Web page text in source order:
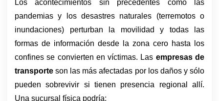
Los acontecimientos sin precedentes como las
pandemias y los desastres naturales (terremotos o
inundaciones) perturban la movilidad y todas las
formas de información desde la zona cero hasta los
confines se convierten en víctimas. Las empresas de
transporte son las más afectadas por los daños y sólo
pueden sobrevivir si tienen presencia regional allí.
Una sucursal física podría;